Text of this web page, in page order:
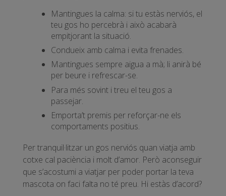
Mantingues la calma: si tu estàs nerviós, el
teu gos ho percebrà i això acabarà
empitjorant la situació.
Condueix amb calma i evita frenades.
Mantingues sempre aigua a mà; li anirà bé
per beure i refrescar-se.
Para més sovint i treu el teu gos a
passejar.
Emporta’t premis per reforçar-ne els
comportaments positius.
Per tranquil·litzar un gos nerviós quan viatja amb
cotxe cal paciència i molt d’amor. Però aconseguir
que s’acostumi a viatjar per poder portar la teva
mascota on faci falta no té preu. Hi estàs d’acord?